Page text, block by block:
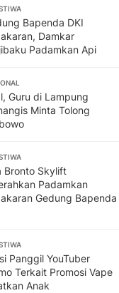
Bapenda DKI
Damkar
Padamkan Api
Guru di Lampung
Minta Tolong
Bronto Skylift
Padamkan
Gedung Bapenda
Panggil YouTuber
Terkait Promosi Vape
Anak